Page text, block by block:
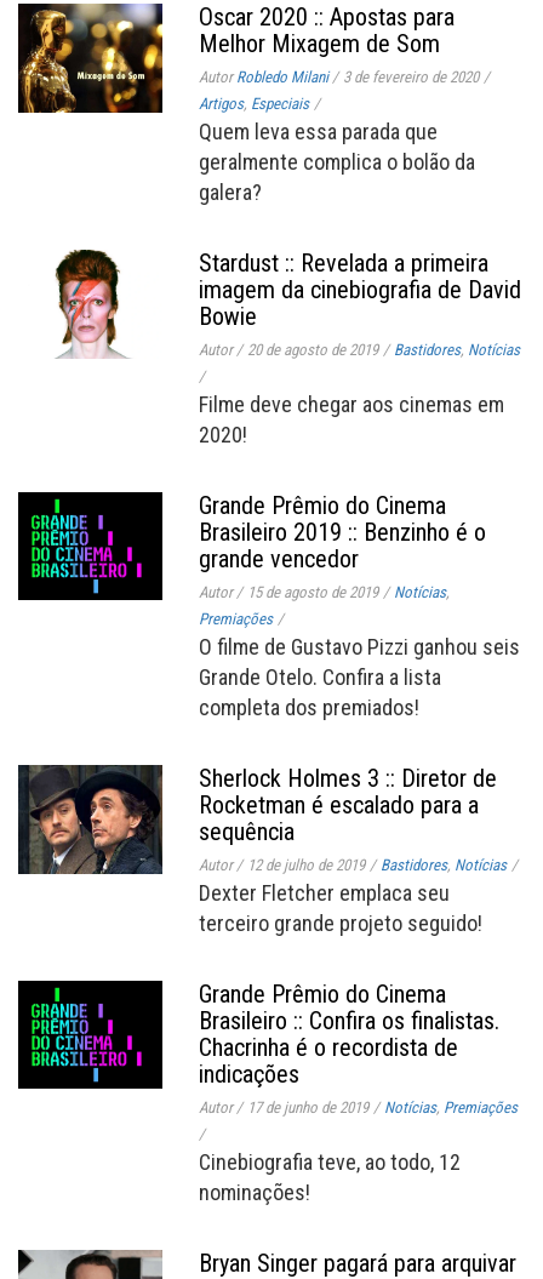
Oscar 2020 :: Apostas para
Melhor Mixagem de Som
AutorRobledo Milani / 3 de fevereiro de 2020 /
Artigos, Especiais /
Quem leva essa parada que
geralmente complica o bolão da
galera?
Stardust :: Revelada a primeira
imagem da cinebiografia de David
Bowie
Autor/ 20 de agosto de 2019 / Bastidores, Notícias
/
Filme deve chegar aos cinemas em
2020!
Grande Prêmio do Cinema
Brasileiro 2019 :: Benzinho é o
grande vencedor
Autor/ 15 de agosto de 2019 / Notícias,
Premiações /
O filme de Gustavo Pizzi ganhou seis
Grande Otelo. Confira a lista
completa dos premiados!
Sherlock Holmes 3 :: Diretor de
Rocketman é escalado para a
sequência
Autor/ 12 de julho de 2019 / Bastidores, Notícias /
Dexter Fletcher emplaca seu
terceiro grande projeto seguido!
Grande Prêmio do Cinema
Brasileiro :: Confira os finalistas.
Chacrinha é o recordista de
indicações
Autor/ 17 de junho de 2019 / Notícias, Premiações
/
Cinebiografia teve, ao todo, 12
nominações!
Bryan Singer pagará para arquivar